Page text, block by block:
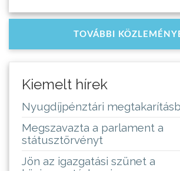
TOVÁBBI
Kiemelt hírek
Nyugdíjpénztári
Megszavazta a parlament a
státusztörvényt
Jön az igazgatási szünet a